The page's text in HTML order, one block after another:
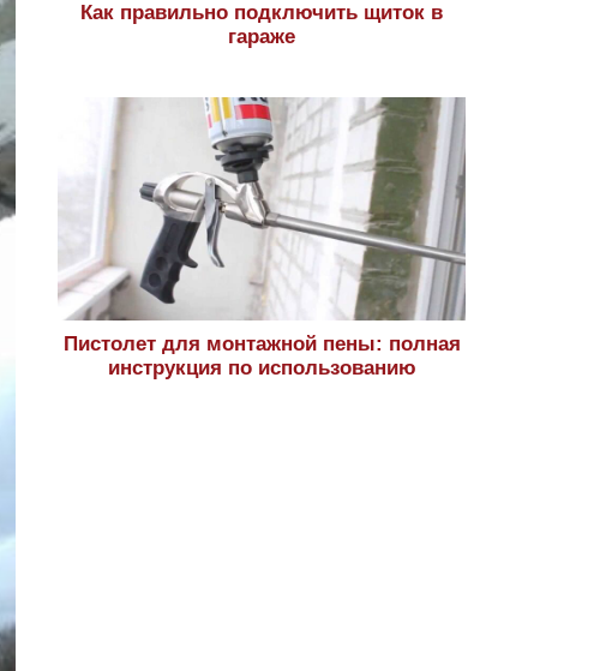
Как правильно подключить щиток в
гараже
Пистолет для монтажной пены: полная
инструкция по использованию